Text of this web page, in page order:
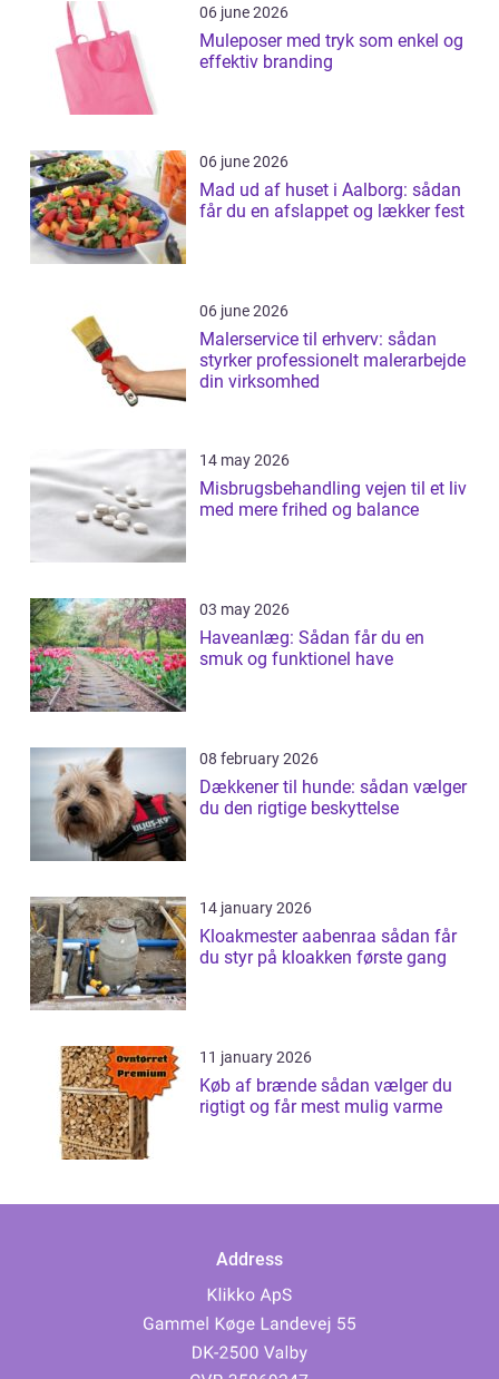
06 june 2026
Muleposer med tryk som enkel og
effektiv branding
06 june 2026
Mad ud af huset i Aalborg: sådan
får du en afslappet og lækker fest
06 june 2026
Malerservice til erhverv: sådan
styrker professionelt malerarbejde
din virksomhed
14 may 2026
Misbrugsbehandling vejen til et liv
med mere frihed og balance
03 may 2026
Haveanlæg: Sådan får du en
smuk og funktionel have
08 february 2026
Dækkener til hunde: sådan vælger
du den rigtige beskyttelse
14 january 2026
Kloakmester aabenraa sådan får
du styr på kloakken første gang
11 january 2026
Køb af brænde sådan vælger du
rigtigt og får mest mulig varme
Address